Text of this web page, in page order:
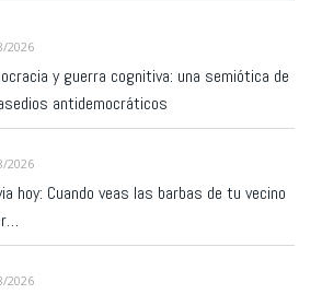
2026
y guerra cognitiva: una semiótica de
antidemocráticos
2026
hoy: Cuando veas las barbas de tu vecino
2026